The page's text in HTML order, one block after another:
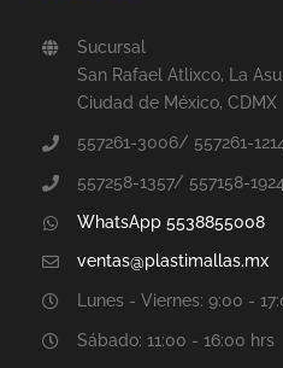
Sucursal
San Rafael Atlixco, La
Ciudad de México, CDMX
557261-3006/ 557261-1214
557258-1357/ 557158-1924
WhatsApp 5538855008
ventas@plastimallas.mx
Lunes - Viernes: 9:00 -
Sábado: 11:00 - 16:00 hrs